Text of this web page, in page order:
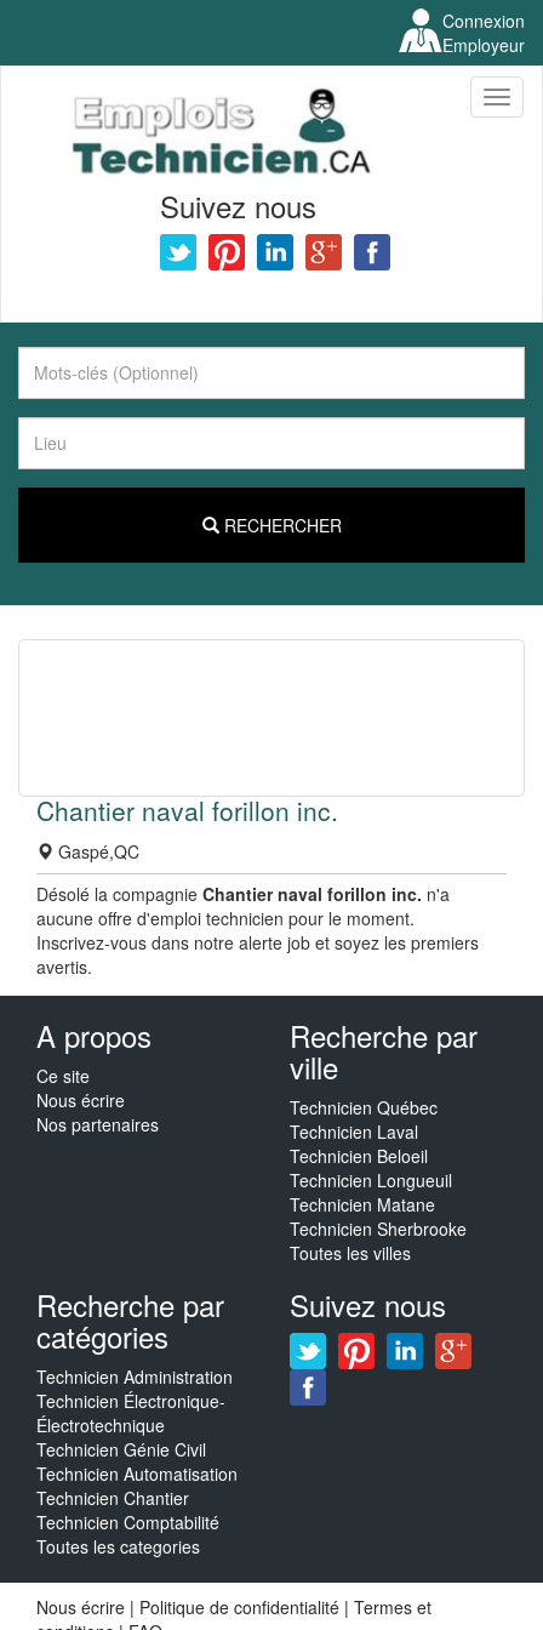
Connexion
Employeur
Suivez nous
RECHERCHER
Chantier naval forillon inc.
Gaspé,QC
Désolé la compagnie Chantier naval forillon inc. n'a
aucune offre d'emploi technicien pour le moment.
Inscrivez-vous dans notre alerte job et soyez les premiers
avertis.
A propos
Ce site
Nous écrire
Nos partenaires
Recherche par
ville
Technicien Québec
Technicien Laval
Technicien Beloeil
Technicien Longueuil
Technicien Matane
Technicien Sherbrooke
Toutes les villes
Recherche par
catégories
Technicien Administration
Technicien Électronique-
Électrotechnique
Technicien Génie Civil
Technicien Automatisation
Technicien Chantier
Technicien Comptabilité
Toutes les categories
Suivez nous
Nous écrire | Politique de confidentialité | Termes et